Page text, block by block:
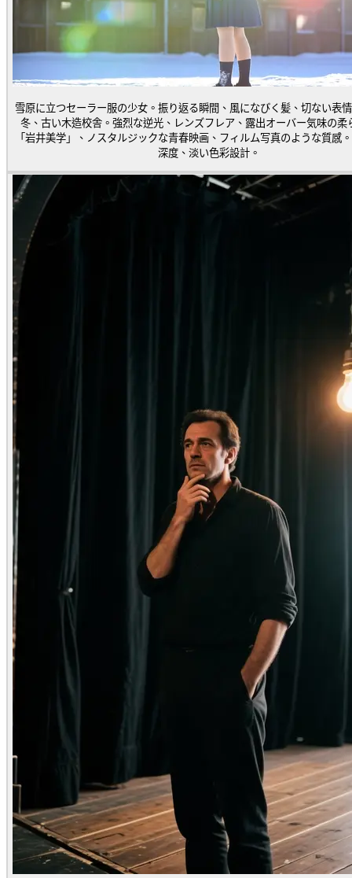
雪原に立つセーラー服の少女。振り返る瞬間、風になびく髪、切ない表
冬、古い木造校舎。強烈な逆光、レンズフレア、露出オーバー気味の柔
「岩井美学」、ノスタルジックな青春映画、フィルム写真のような質感
深度、淡い色彩設計。